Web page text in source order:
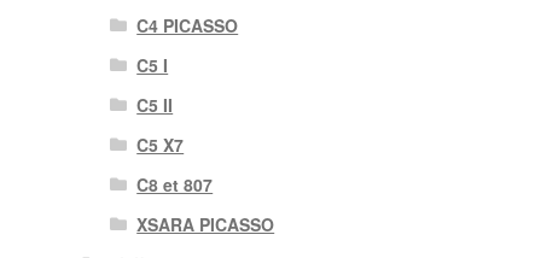
C4 PICASSO
C5 I
C5 II
C5 X7
C8 et 807
XSARA PICASSO